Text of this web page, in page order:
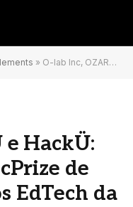
» O-lab Inc, OZARU e HackÜ: vencedores do TecPrize de Empreendimentos EdTech da América Latina
e HackÜ:
de
EdTech da